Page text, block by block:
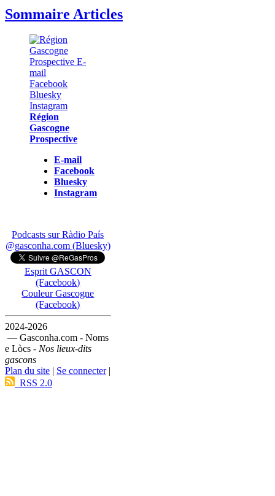
Sommaire Articles
Région
Gascogne
Prospective
E-mail
Facebook
Bluesky
Instagram
Podcasts sur Ràdio País
@gasconha.com (Bluesky)
Esprit GASCON
(Facebook)
Couleur Gascogne
(Facebook)
2024-2026
— Gasconha.com - Noms
e Lòcs - Nos lieux-dits
gascons
Plan du site
Se connecter|
RSS 2.0